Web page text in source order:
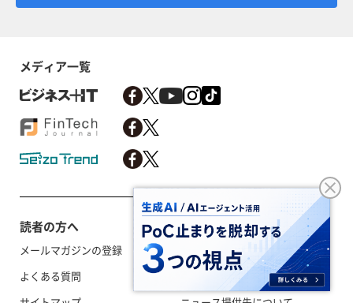
メディア一覧
読者の方へ
メールマガジンの登録
よくある質問
利用規約／外部送信
RSSについて